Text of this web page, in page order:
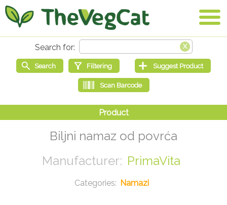
Biljni namaz od povrća
PrimaVita
Namazi